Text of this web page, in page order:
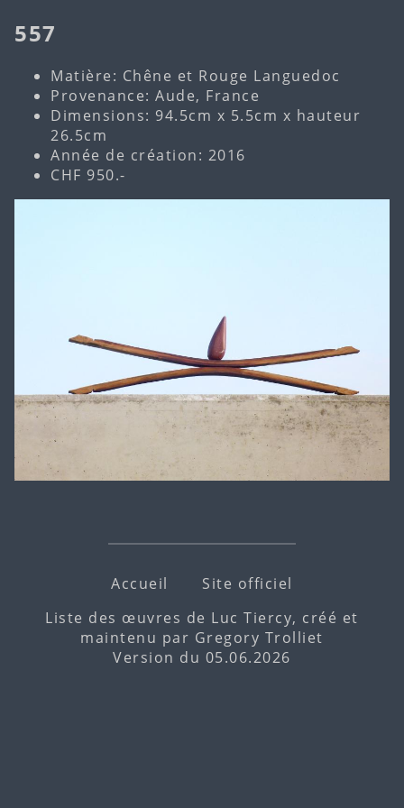
557
Matière: Chêne et Rouge Languedoc
Provenance: Aude, France
Dimensions: 94.5cm x 5.5cm x hauteur
26.5cm
Année de création: 2016
CHF 950.-
Accueil
Site officiel
Liste des œuvres de Luc Tiercy, créé et
maintenu par Gregory Trolliet
Version du 05.06.2026